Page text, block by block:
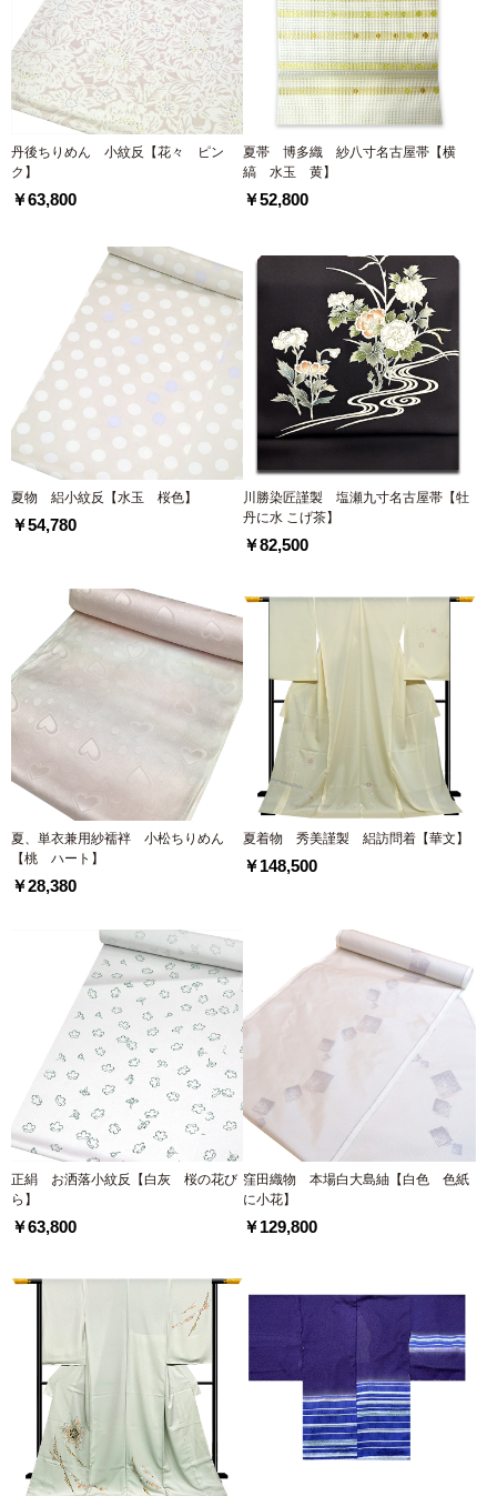
丹後ちりめん 小紋反【花々 ピン
ク】
￥63,800
夏帯 博多織 紗八寸名古屋帯【横
縞 水玉 黄】
￥52,800
夏物 絽小紋反【水玉 桜色】
￥54,780
川勝染匠謹製 塩瀬九寸名古屋帯【牡
丹に水 こげ茶】
￥82,500
夏、単衣兼用紗襦袢 小松ちりめん
【桃 ハート】
￥28,380
夏着物 秀美謹製 絽訪問着【華文】
￥148,500
正絹 お洒落小紋反【白灰 桜の花び
ら】
￥63,800
窪田織物 本場白大島紬【白色 色紙
に小花】
￥129,800